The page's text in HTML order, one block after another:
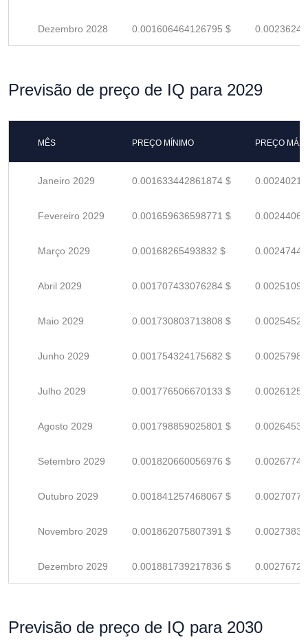
Dezembro 2028 0.001606464126795 $
Previsão de preço de IQ para 2029
MÊS PREÇO MÍNIMO PREÇO
Janeiro 2029 0.001633442861874 $
Fevereiro 2029 0.001659636598771 $
Março 2029 0.00168265493832 $
Abril 2029 0.001707433076284 $
Maio 2029 0.001730803713808 $
Junho 2029 0.001754324175682 $
Julho 2029 0.001776506670133 $
Agosto 2029 0.001798859025801 $
Setembro 2029 0.001820660056976 $
Outubro 2029 0.001841257468067 $
Novembro 2029 0.001862075807391 $
Dezembro 2029 0.001881739217836 $
Previsão de preço de IQ para 2030